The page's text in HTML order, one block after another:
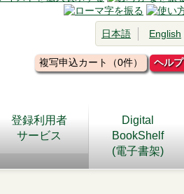
日本語 English
複写申込カート（0件） ヘルプ
登録利用者
サービス
Digital
BookShelf
(電子書架)